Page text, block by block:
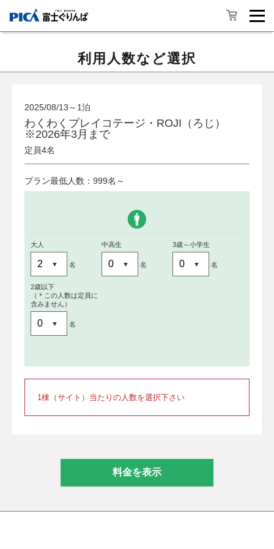
利用人数など選択
2025/08/13～1泊
わくわくプレイコテージ・ROJI（ろじ）
※2026年3月まで
定員4名
プラン最低人数：999名～
大人
名
中高生
名
3歳～小学生
名
2歳以下
（＊この人数は定員に
含みません）
名
1棟（サイト）当たりの人数を選択下さい
料金を表示